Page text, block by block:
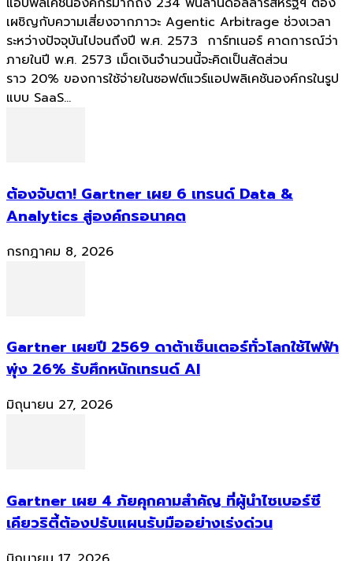
เผชิญกับความเสี่ยงจากภาวะ Agentic Arbitrage ช่วงเวลา
ระหว่างปัจจุบันไปจนถึงปี พ.ศ. 2573 การ์ทเนอร์ คาดการณ์ว่า
ภายในปี พ.ศ. 2573 เม็ดเงินจำนวนนี้จะคิดเป็นสัดส่วน
ราว 20% ของการใช้จ่ายในซอฟต์แวร์แอปพลิเคชันองค์กรในรูป
แบบ SaaS...
ต้องจับตา! Gartner เผย 6 เทรนด์ Data &
Analytics สู่องค์กรอนาคต
กรกฎาคม 8, 2026
Gartner เผยปี 2569 ดาต้าเซ็นเตอร์ทั่วโลกใช้ไฟฟ้า
พุ่ง 26% รับศึกหนักเทรนด์ AI
มิถุนายน 27, 2026
Gartner เผย 4 ภัยคุกคามสำคัญ ที่ผู้นำไซเบอร์ซี
เคียวริตี้ต้องปรับแผนรับมืออย่างเร่งด่วน